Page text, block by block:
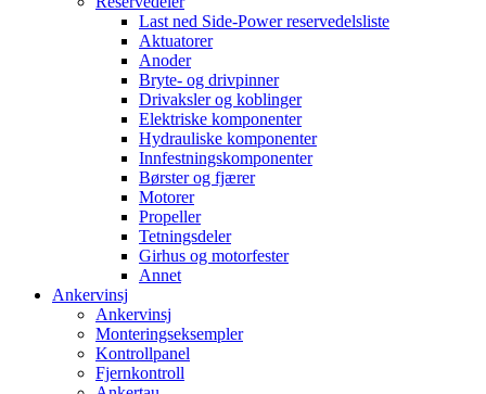
Last ned Side-Power reservedelsliste
Aktuatorer
Anoder
Bryte- og drivpinner
Drivaksler og koblinger
Elektriske komponenter
Hydrauliske komponenter
Innfestningskomponenter
Børster og fjærer
Motorer
Propeller
Tetningsdeler
Girhus og motorfester
Annet
Ankervinsj
Ankervinsj
Monteringseksempler
Kontrollpanel
Fjernkontroll